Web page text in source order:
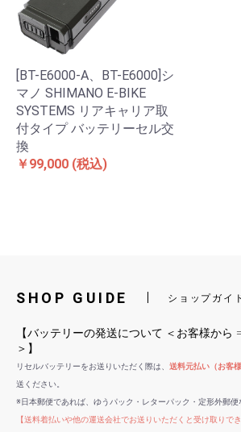
[BT-E6000-A、BT-E6000]シ
マノ SHIMANO E-BIKE
SYSTEMS リアキャリア取
付タイプ バッテリーセル交
換
￥99,000 (税込)
SHOP GUIDE ショップガイ
【バッテリーの発送について ＜お客様か
＞】
リセルバッテリーをお送りいただく際は、 送料元払い（お客
送ください。
※日本郵便であれば、ゆうパック・レターパック・定形外郵便
【送料着払いや他の運送会社でお送りいただくと受け取りで